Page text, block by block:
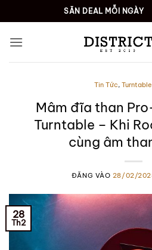
qua
nội
SĂN DEAL MỖI NGÀY
Tin Tức,
Mâm đĩa than
Turntable – Khi
cùng âm
ĐĂNG VÀO 28/02/
28
Th2